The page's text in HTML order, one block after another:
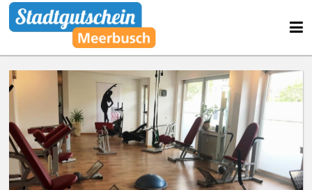
We use cookies
data protection